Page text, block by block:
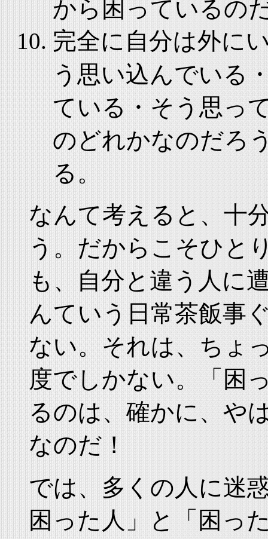
から困っているの
完全に自分は外に
う思い込んでいる
ている・そう思っ
のどれかなのだろ
る。
なんて考えると、十
う。だからこそひと
も、自分と違う人に
んていう日常茶飯事
ない。それは、ちょ
度でしかない。「困
るのは、確かに、や
なのだ！
では、多くの人に迷
困った人」と「困っ